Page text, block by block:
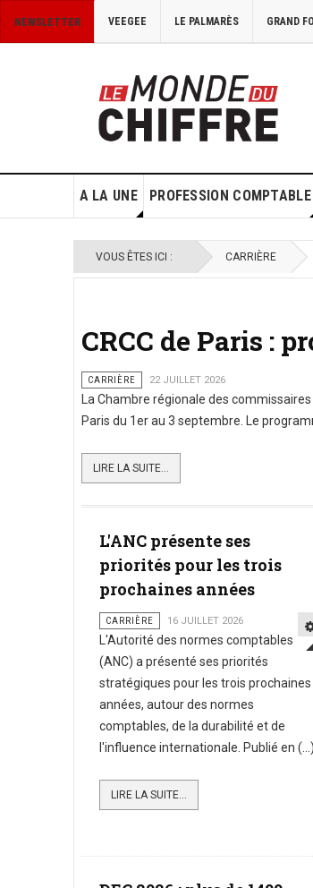
NEWSLETTER VEEGEE LE PALMARÈS GRAND
A LA UNE PROFESSION COMPTABLE
VOUS ÊTES ICI : CARRIÈRE
CRCC de Paris :
CARRIÈRE 22 JUILLET 2026
La Chambre régionale des
Paris du 1er au 3 septembre. Le
LIRE LA SUITE...
L'ANC présente ses
priorités pour les trois
prochaines années
CARRIÈRE 16 JUILLET 2026
L'Autorité des normes comptables
(ANC) a présenté ses priorités
stratégiques pour les trois prochaines
années, autour des normes
comptables, de la durabilité et de
l'influence internationale. Publié en (...)
LIRE LA SUITE...